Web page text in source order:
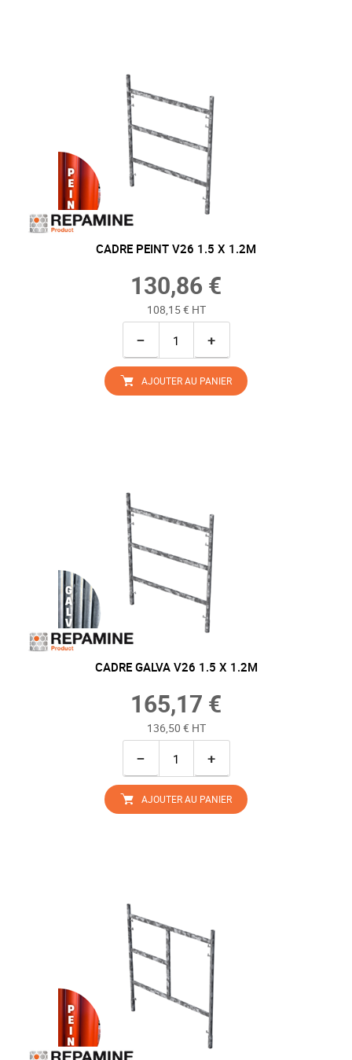
CADRE PEINT V26 1.5 X 1.2M
130,86 €
108,15 € HT
− +
AJOUTER AU PANIER
CADRE GALVA V26 1.5 X 1.2M
165,17 €
136,50 € HT
− +
AJOUTER AU PANIER